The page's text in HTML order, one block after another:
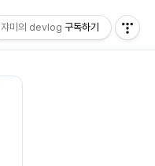
쟈미의 devlog 구독하기